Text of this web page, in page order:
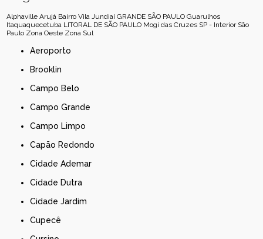
Alphaville Arujá Bairro Vila Jundiaí GRANDE SÃO PAULO Guarulhos
Itaquaquecetuba LITORAL DE SÃO PAULO Mogi das Cruzes SP - Interior São
Paulo Zona Oeste Zona Sul
Aeroporto
Brooklin
Campo Belo
Campo Grande
Campo Limpo
Capão Redondo
Cidade Ademar
Cidade Dutra
Cidade Jardim
Cupecê